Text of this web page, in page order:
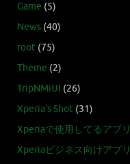
Game (5)
News (40)
root (75)
Theme (2)
TripNMiUI (26)
Xperia's Shot (31)
Xperiaで使用してるアプリ
Xperiaビジネス向けアプリ